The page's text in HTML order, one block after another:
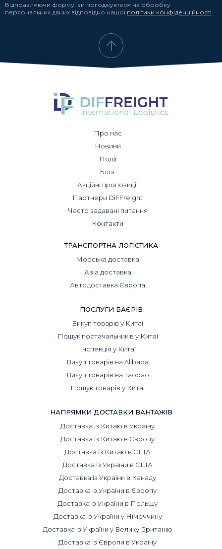
Відправляючи форму, ви погоджуєтеся на обробку
персональних даних відповідно нашої політики конфіденційності
Про нас
Новини
Події
Блог
Акційні пропозиції
Партнери DiFFreight
Часто задавані питання
Контакти
ТРАНСПОРТНА ЛОГІСТИКА
Морська доставка
Авіа доставка
Автодоставка Європа
ПОСЛУГИ БАЄРІВ
Викуп товарів у Китаї
Пошук постачальників у Китаї
Інспекція у Китаї
Викуп товарів на Alibaba
Викуп товарів на Taobao
Пошук товарів у Китаї
НАПРЯМКИ ДОСТАВКИ ВАНТАЖІВ
Доставка із Китаю в Україну
Доставка із Китаю в Європу
Доставка із Китаю в США
Доставка із України в США
Доставка із України в Канаду
Доставка із України в Європу
Доставка із України в Польщу
Доставка із України у Німеччину
Доставка із України у Велику Британію
Доставка із Європи в Україну